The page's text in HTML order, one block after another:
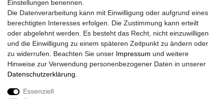
Einstellungen benennen.
Die Datenverarbeitung kann mit Einwilligung oder aufgrund eines
berechtigten Interesses erfolgen. Die Zustimmung kann erteilt
oder abgelehnt werden. Es besteht das Recht, nicht einzuwilligen
und die Einwilligung zu einem späteren Zeitpunkt zu ändern oder
zu widerrufen. Beachten Sie unser Impressum und weitere
Hinweise zur Verwendung personenbezogener Daten in unserer
Daten­schutz­erklärung
Essenziell